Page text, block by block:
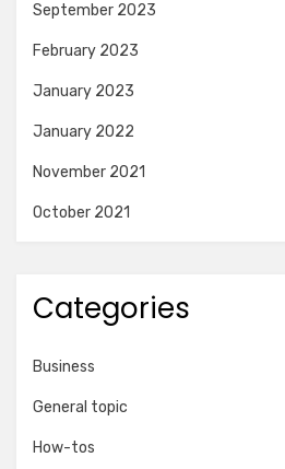
September 2023
February 2023
January 2023
January 2022
November 2021
October 2021
Categories
Business
General topic
How-tos